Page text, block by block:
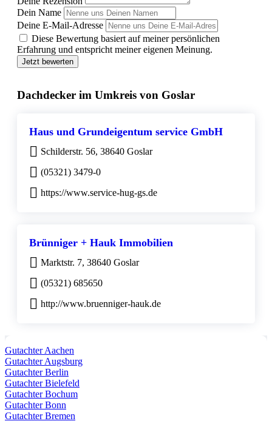
Dein Name
Deine E-Mail-Adresse
Diese Bewertung basiert auf meiner persönlichen
Erfahrung und entspricht meiner eigenen Meinung.
Jetzt bewerten
Dachdecker im Umkreis von Goslar
Haus und Grundeigentum service GmbH
Schilderstr. 56, 38640 Goslar
(05321) 3479-0
https://www.service-hug-gs.de
Brünniger + Hauk Immobilien
Marktstr. 7, 38640 Goslar
(05321) 685650
http://www.bruenniger-hauk.de
Gutachter Aachen
Gutachter Augsburg
Gutachter Berlin
Gutachter Bielefeld
Gutachter Bochum
Gutachter Bonn
Gutachter Bremen